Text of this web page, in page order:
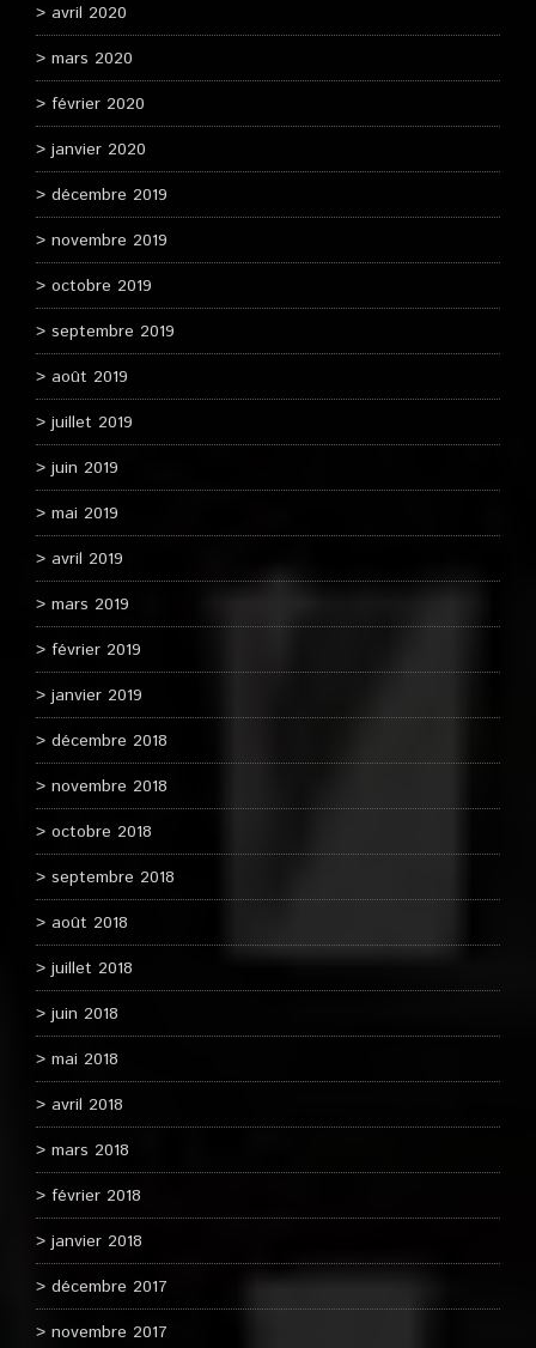
avril 2020
mars 2020
février 2020
janvier 2020
décembre 2019
novembre 2019
octobre 2019
septembre 2019
août 2019
juillet 2019
juin 2019
mai 2019
avril 2019
mars 2019
février 2019
janvier 2019
décembre 2018
novembre 2018
octobre 2018
septembre 2018
août 2018
juillet 2018
juin 2018
mai 2018
avril 2018
mars 2018
février 2018
janvier 2018
décembre 2017
novembre 2017